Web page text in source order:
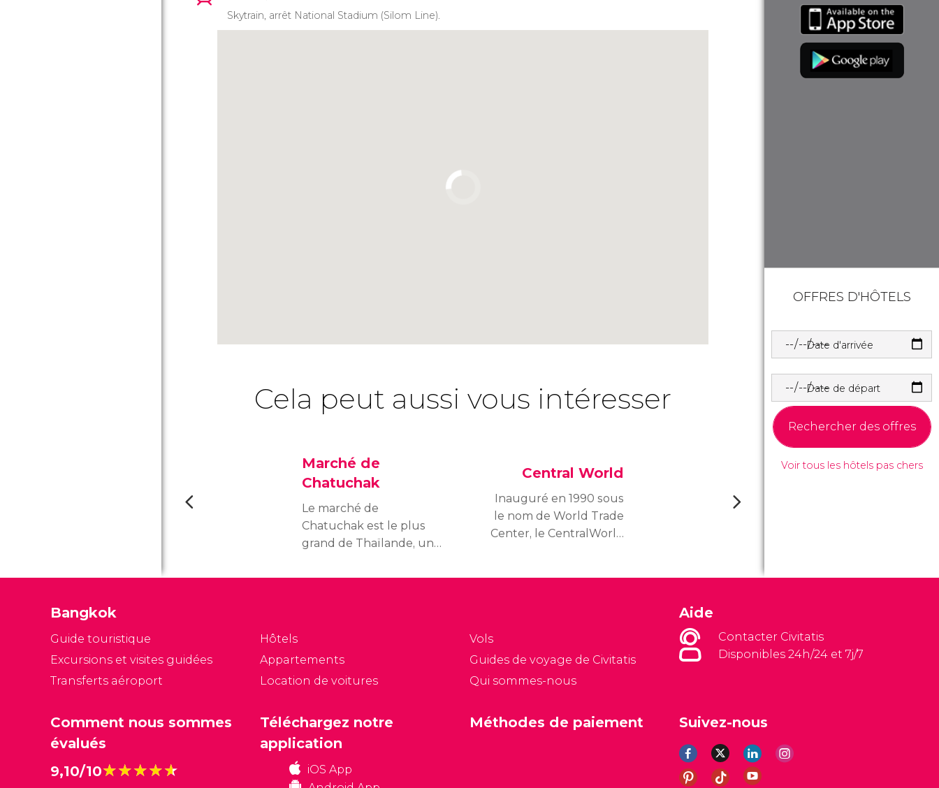
Skytrain, arrêt National Stadium (Silom Line).
Cela peut aussi vous intéresser
Marché de
Chatuchak
Le marché de
Chatuchak est le plus
grand de Thaïlande, un
monde. Vous y
Central World
Inauguré en 1990 sous
le nom de World Trade
Center, le CentralWorld
OFFRES D'HÔTELS
Date d'arrivée
Date de départ
Rechercher des offres
Voir tous les hôtels pas chers
Bangkok
Guide touristique
Excursions et visites guidées
Transferts aéroport
Hôtels
Appartements
Location de voitures
Vols
Guides de voyage de Civitatis
Qui sommes-nous
Aide
Contacter Civitatis
Disponibles 24h/24 et 7j/7
Comment nous sommes
évalués
9,10/10★★★★★
★★★★★
Suivez-nous
Téléchargez notre
application
iOS App
Méthodes de paiement